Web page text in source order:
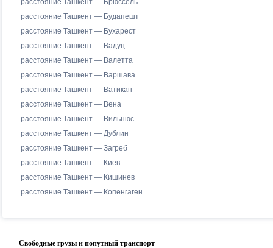
расстояние Ташкент — Брюссель
расстояние Ташкент — Будапешт
расстояние Ташкент — Бухарест
расстояние Ташкент — Вадуц
расстояние Ташкент — Валетта
расстояние Ташкент — Варшава
расстояние Ташкент — Ватикан
расстояние Ташкент — Вена
расстояние Ташкент — Вильнюс
расстояние Ташкент — Дублин
расстояние Ташкент — Загреб
расстояние Ташкент — Киев
расстояние Ташкент — Кишинев
расстояние Ташкент — Копенгаген
Свободные грузы и попутный транспорт